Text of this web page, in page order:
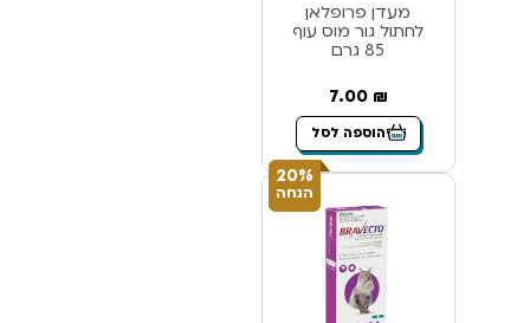
מעדן פרופלאן
לחתול גור מוס עוף
85 גרם
7.00 ₪
הוספה לסל
20%
הנחה